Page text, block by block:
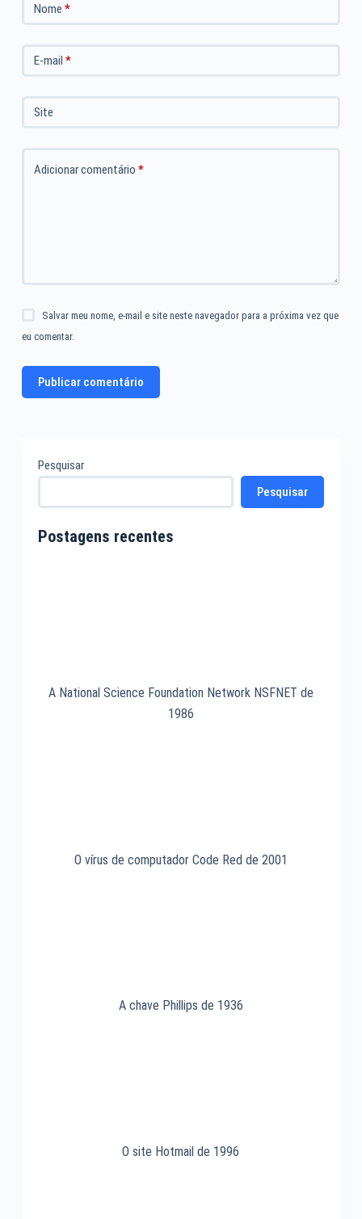
Nome *
E-mail *
Site
Adicionar comentário *
Salvar meu nome, e-mail e site neste navegador para a próxima vez que
eu comentar.
Publicar comentário
Pesquisar
Pesquisar
Postagens recentes
A National Science Foundation Network NSFNET de
1986
O vírus de computador Code Red de 2001
A chave Phillips de 1936
O site Hotmail de 1996